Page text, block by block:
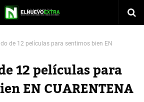
de 12 películas para sentirnos bien EN
12 películas para
EN CUARENTENA